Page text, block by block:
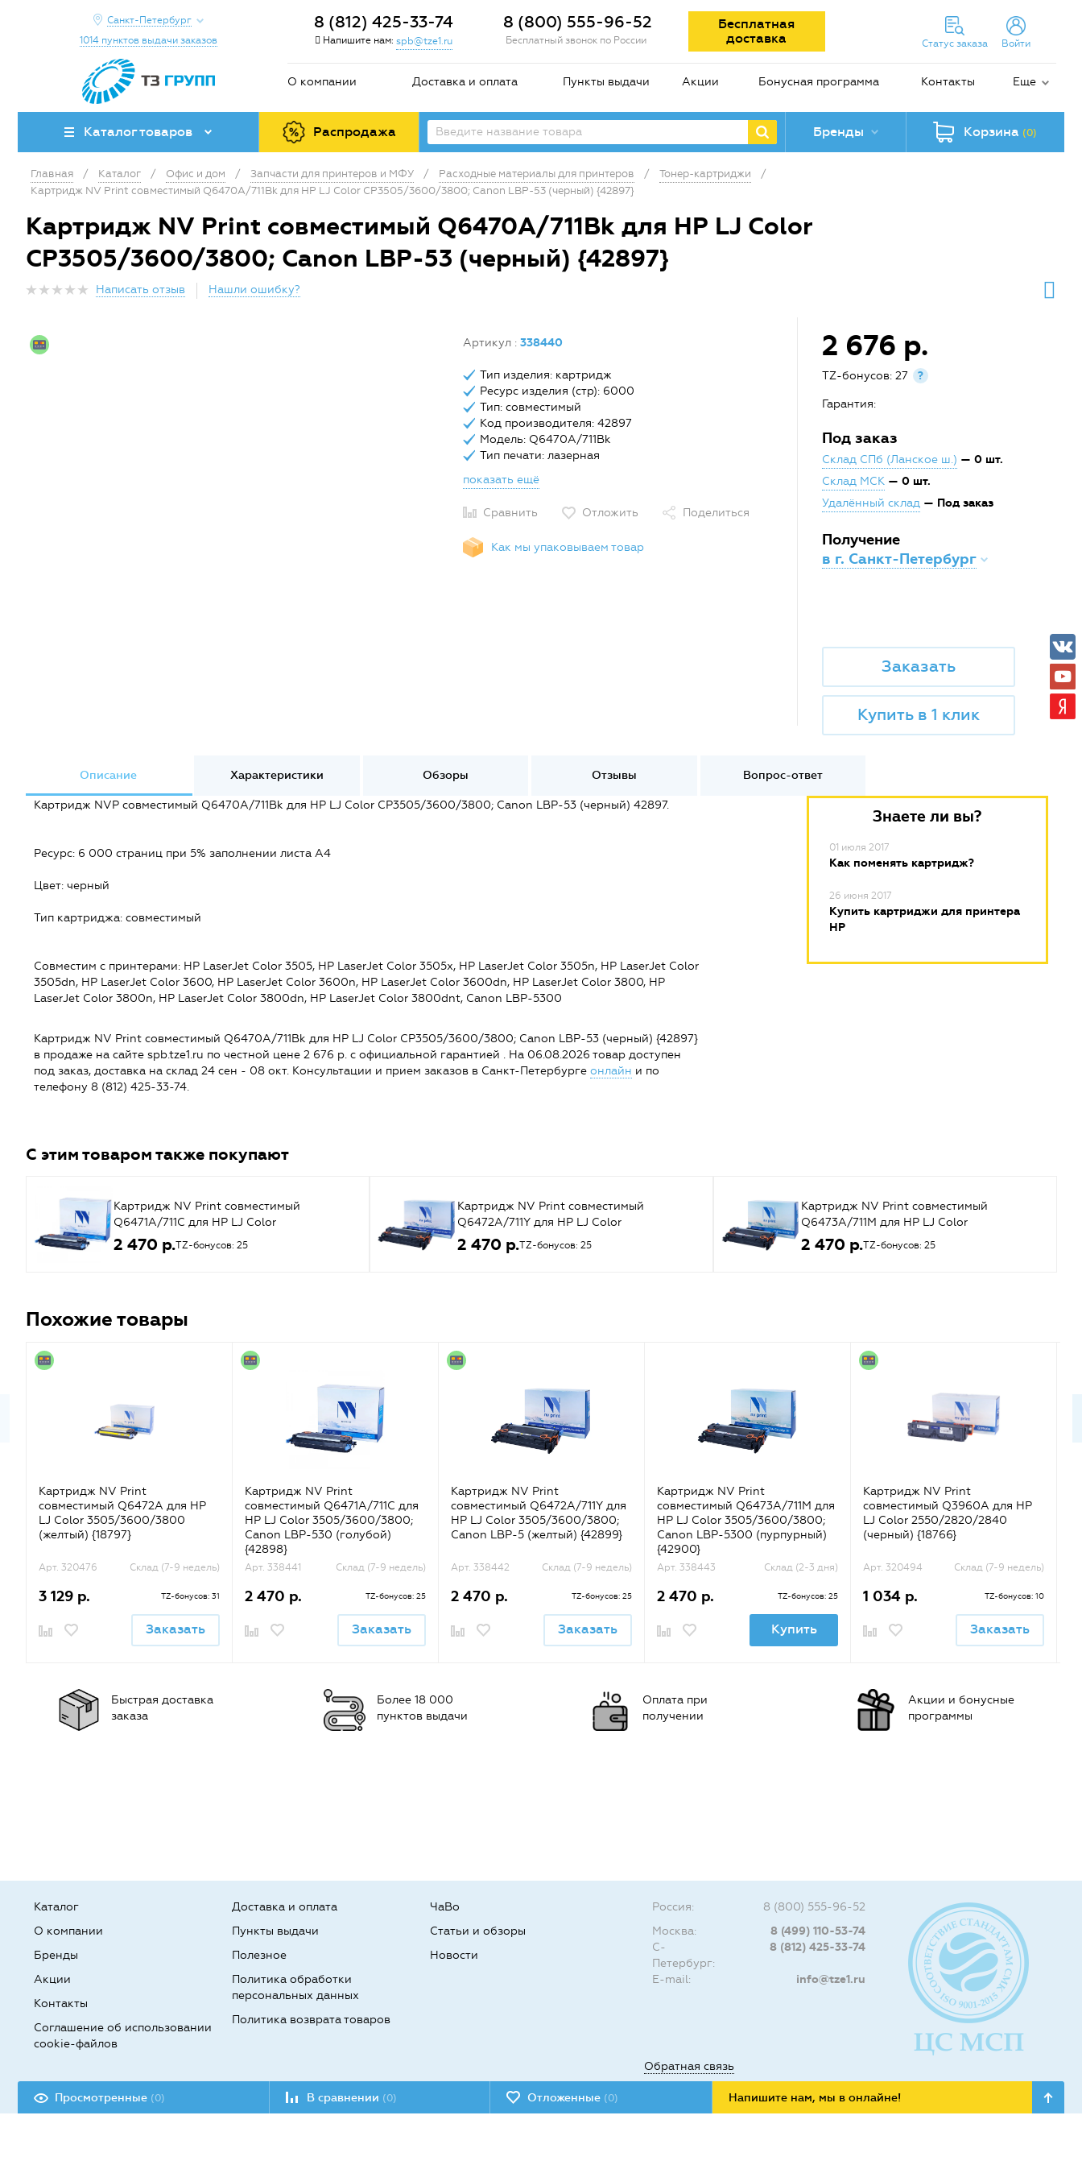
Санкт-Петербург
1014 пунктов выдачи заказов
8 (812) 425-33-74
Напишите нам: spb@tze1.ru
8 (800) 555-96-52
Бесплатный звонок по России
Бесплатная
доставка
Статус заказа Войти
О компании Доставка и оплата Пункты выдачи Акции Бонусная программа Контакты Еще
Каталог товаров Распродажа Бренды Корзина (0)
Главная / Каталог / Офис и дом / Запчасти для принтеров и МФУ / Расходные материалы для принтеров / Тонер-картриджи
/
Картридж NV Print совместимый Q6470A/711Bk для HP LJ Color CP3505/3600/3800; Canon LBP-53 (черный) {42897}
Картридж NV Print совместимый Q6470A/711Bk для HP LJ Color
CP3505/3600/3800; Canon LBP-53 (черный) {42897}
Написать отзыв Нашли ошибку?
Артикул : 338440
Тип изделия: картридж
Ресурс изделия (стр): 6000
Тип: совместимый
Код производителя: 42897
Модель: Q6470A/711Bk
Тип печати: лазерная
показать ещё
Сравнить Отложить Поделиться
Как мы упаковываем товар
2 676 р.
TZ-бонусов: 27 ?
Гарантия:
Под заказ
Склад СПб (Ланское ш.) — 0 шт.
Склад МСК — 0 шт.
Удалённый склад — Под заказ
Получение
в г. Санкт-Петербург
Заказать
Купить в 1 клик
Описание Характеристики Обзоры Отзывы Вопрос-ответ
Картридж NVP совместимый Q6470A/711Bk для HP LJ Color CP3505/3600/3800; Canon LBP-53 (черный) 42897.
Ресурс: 6 000 страниц при 5% заполнении листа А4
Цвет: черный
Тип картриджа: совместимый
Совместим c принтерами: HP LaserJet Color 3505, HP LaserJet Color 3505x, HP LaserJet Color 3505n, HP LaserJet Color
3505dn, HP LaserJet Color 3600, HP LaserJet Color 3600n, HP LaserJet Color 3600dn, HP LaserJet Color 3800, HP
LaserJet Color 3800n, HP LaserJet Color 3800dn, HP LaserJet Color 3800dnt, Canon LBP-5300
Картридж NV Print совместимый Q6470A/711Bk для HP LJ Color CP3505/3600/3800; Canon LBP-53 (черный) {42897}
в продаже на сайте spb.tze1.ru по честной цене 2 676 р. с официальной гарантией . На 06.08.2026 товар доступен
под заказ, доставка на склад 24 сен - 08 окт. Консультации и прием заказов в Санкт-Петербурге онлайн и по
телефону 8 (812) 425-33-74.
Знаете ли вы?
01 июля 2017
Как поменять картридж?
26 июня 2017
Купить картриджи для принтера
HP
С этим товаром также покупают
Картридж NV Print совместимый
Q6471A/711C для HP LJ Color
3505/3600/3800; Canon LBP-530
(голубой) {42898}
2 470 р.TZ-бонусов: 25
Картридж NV Print совместимый
Q6472A/711Y для HP LJ Color
3505/3600/3800; Canon LBP-5 (желтый)
{42899}
2 470 р.TZ-бонусов: 25
Картридж NV Print совместимый
Q6473A/711M для HP LJ Color
3505/3600/3800; Canon LBP-5300
(пурпурный) {42900}
2 470 р.TZ-бонусов: 25
Похожие товары
Картридж NV Print
совместимый Q6472A для HP
LJ Color 3505/3600/3800
(желтый) {18797}
Арт. 320476 Склад (7-9 недель)
3 129 р. TZ-бонусов: 31
Заказать
Картридж NV Print
совместимый Q6471A/711C для
HP LJ Color 3505/3600/3800;
Canon LBP-530 (голубой)
{42898}
Арт. 338441 Склад (7-9 недель)
2 470 р. TZ-бонусов: 25
Заказать
Картридж NV Print
совместимый Q6472A/711Y для
HP LJ Color 3505/3600/3800;
Canon LBP-5 (желтый) {42899}
Арт. 338442 Склад (7-9 недель)
2 470 р. TZ-бонусов: 25
Заказать
Картридж NV Print
совместимый Q6473A/711M для
HP LJ Color 3505/3600/3800;
Canon LBP-5300 (пурпурный)
{42900}
Арт. 338443 Склад (2-3 дня)
2 470 р. TZ-бонусов: 25
Купить
Картридж NV Print
совместимый Q3960A для HP
LJ Color 2550/2820/2840
(черный) {18766}
Арт. 320494 Склад (7-9 недель)
1 034 р. TZ-бонусов: 10
Заказать
Быстрая доставка
заказа
Более 18 000
пунктов выдачи
Оплата при
получении
Акции и бонусные
программы
Каталог
О компании
Бренды
Доставка и оплата
Пункты выдачи
Полезное
ЧаВо
Статьи и обзоры
Новости
Акции
Контакты
Соглашение об использовании
cookie-файлов
Политика обработки
персональных данных
Политика возврата товаров
Разработка сайта:
Россия:
8 (800) 555-96-52
Москва:
8 (499) 110-53-74
С-
Петербург:
8 (812) 425-33-74
E-mail: info@tze1.ru
Обратная связь
Просмотренные (0) В сравнении (0) Отложенные (0) Напишите нам, мы в онлайне!